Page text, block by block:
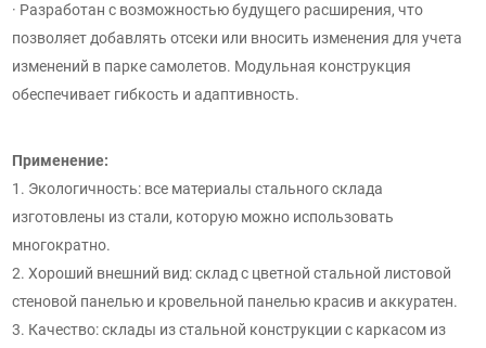
· Разработан с возможностью будущего расширения, что
позволяет добавлять отсеки или вносить изменения для учета
изменений в парке самолетов. Модульная конструкция
обеспечивает гибкость и адаптивность.
Применение:
1. Экологичность: все материалы стального склада
изготовлены из стали, которую можно использовать
многократно.
2. Хороший внешний вид: склад с цветной стальной листовой
стеновой панелью и кровельной панелью красив и аккуратен.
3. Качество: склады из стальной конструкции с каркасом из